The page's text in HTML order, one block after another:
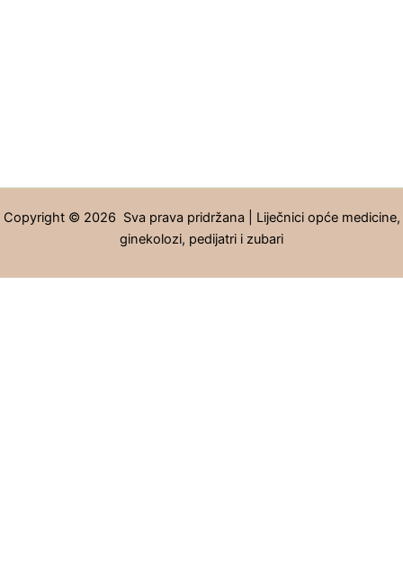
Copyright © 2026 Sva prava pridržana | Liječnici opće medicine,
ginekolozi, pedijatri i zubari